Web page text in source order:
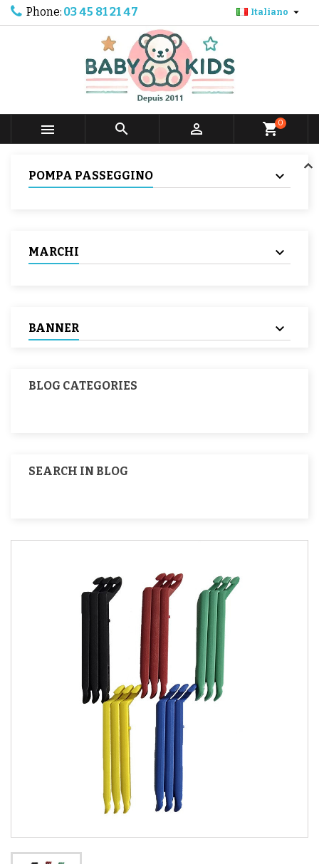
Phone: 03 45 81 21 47 Italiano 
   shopping_cart0
POMPA PASSEGGINO
MARCHI
BANNER
BLOG CATEGORIES
SEARCH IN BLOG